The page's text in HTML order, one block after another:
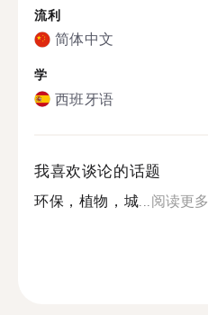
流利
简体中文
学
西班牙语
我喜欢谈论的话题
环保，植物，城... 阅读更多